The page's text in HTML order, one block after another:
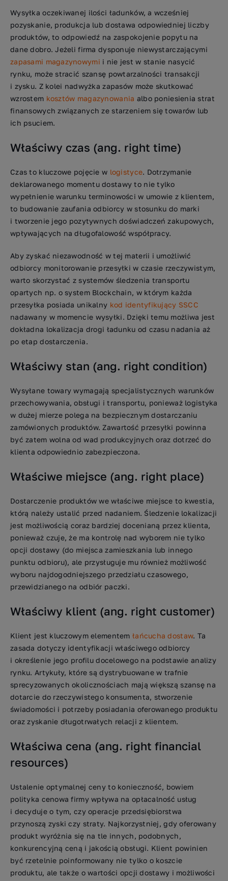
Wysyłka oczekiwanej ilości ładunków, a wcześniej
pozyskanie, produkcja lub dostawa odpowiedniej liczby
produktów, to odpowiedź na zaspokojenie popytu na
dane dobro. Jeżeli firma dysponuje niewystarczającymi
zapasami magazynowymi i nie jest w stanie nasycić
rynku, może stracić szansę powtarzalności transakcji
i zysku. Z kolei nadwyżka zapasów może skutkować
wzrostem kosztów magazynowania albo poniesienia strat
finansowych związanych ze starzeniem się towarów lub
ich psuciem.
Właściwy czas (ang. right time)
Czas to kluczowe pojęcie w logistyce. Dotrzymanie
deklarowanego momentu dostawy to nie tylko
wypełnienie warunku terminowości w umowie z klientem,
to budowanie zaufania odbiorcy w stosunku do marki
i tworzenie jego pozytywnych doświadczeń zakupowych,
wpływających na długofalowość współpracy.
Aby zyskać niezawodność w tej materii i umożliwić
odbiorcy monitorowanie przesyłki w czasie rzeczywistym,
warto skorzystać z systemów śledzenia transportu
opartych np. o system Blockchain, w którym każda
przesyłka posiada unikalny kod identyfikujący SSCC
nadawany w momencie wysyłki. Dzięki temu możliwa jest
dokładna lokalizacja drogi ładunku od czasu nadania aż
po etap dostarczenia.
Właściwy stan (ang. right condition)
Wysyłane towary wymagają specjalistycznych warunków
przechowywania, obsługi i transportu, ponieważ logistyka
w dużej mierze polega na bezpiecznym dostarczaniu
zamówionych produktów. Zawartość przesyłki powinna
być zatem wolna od wad produkcyjnych oraz dotrzeć do
klienta odpowiednio zabezpieczona.
Właściwe miejsce (ang. right place)
Dostarczenie produktów we właściwe miejsce to kwestia,
którą należy ustalić przed nadaniem. Śledzenie lokalizacji
jest możliwością coraz bardziej docenianą przez klienta,
ponieważ czuje, że ma kontrolę nad wyborem nie tylko
opcji dostawy (do miejsca zamieszkania lub innego
punktu odbioru), ale przysługuje mu również możliwość
wyboru najdogodniejszego przedziału czasowego,
przewidzianego na odbiór paczki.
Właściwy klient (ang. right customer)
Klient jest kluczowym elementem łańcucha dostaw. Ta
zasada dotyczy identyfikacji właściwego odbiorcy
i określenie jego profilu docelowego na podstawie analizy
rynku. Artykuły, które są dystrybuowane w trafnie
sprecyzowanych okolicznościach mają większą szansę na
dotarcie do rzeczywistego konsumenta, stworzenie
świadomości i potrzeby posiadania oferowanego produktu
oraz zyskanie długotrwałych relacji z klientem.
Właściwa cena (ang. right financial
resources)
Ustalenie optymalnej ceny to konieczność, bowiem
polityka cenowa firmy wpływa na opłacalność usług
i decyduje o tym, czy operacje przedsiębiorstwa
przynoszą zyski czy straty. Najkorzystniej, gdy oferowany
produkt wyróżnia się na tle innych, podobnych,
konkurencyjną ceną i jakością obsługi. Klient powinien
być rzetelnie poinformowany nie tylko o koszcie
produktu, ale także o wartości opcji dostawy i możliwości